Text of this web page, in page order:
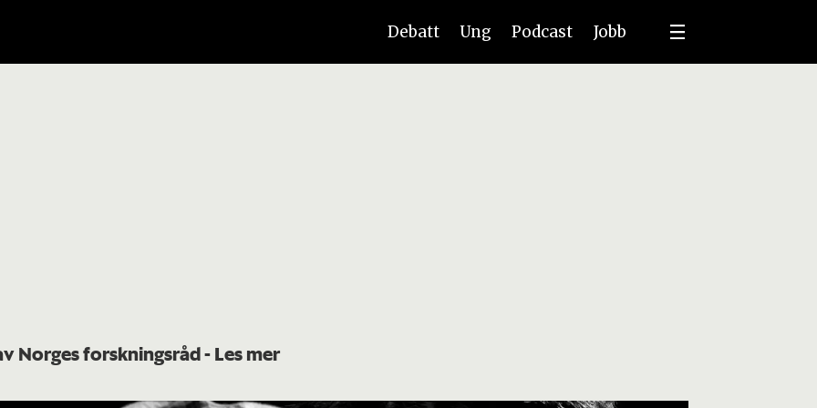
Debatt Ung Podcast Jobb
Norges forskningsråd- Les mer